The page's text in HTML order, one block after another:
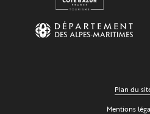
Plan du
Mentions